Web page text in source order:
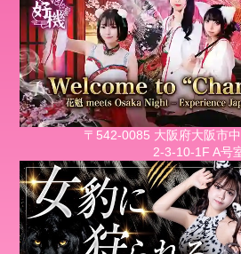
〒542-0085 大阪府大阪市
2-3-10-1F A号